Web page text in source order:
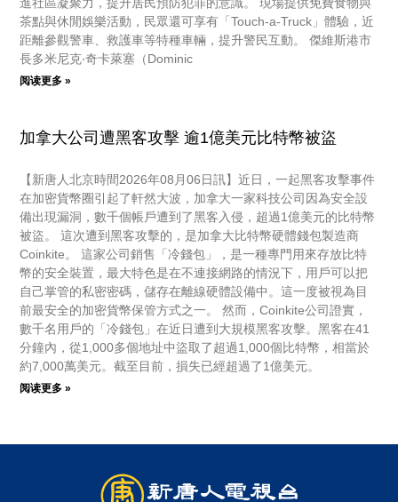
進社區凝聚力，提升居民預防犯罪的意識。 現場提供免費食物與
茶點與休閒娛樂活動，民眾還可享有「Touch-a-Truck」體驗，近
距離參觀警車、救護車等特種車輛，提升警民互動。 傑維斯港市
長多米尼克‧奇卡萊塞（Dominic
阅读更多 »
加拿大公司遭黑客攻擊 逾1億美元比特幣被盜
【新唐人北京時間2026年08月06日訊】近日，一起黑客攻擊事件
在加密貨幣圈引起了軒然大波，加拿大一家科技公司因為安全設
備出現漏洞，數千個帳戶遭到了黑客入侵，超過1億美元的比特幣
被盜。 這次遭到黑客攻擊的，是加拿大比特幣硬體錢包製造商
Coinkite。 這家公司銷售「冷錢包」，是一種專門用來存放比特
幣的安全裝置，最大特色是在不連接網路的情況下，用戶可以把
自己掌管的私密密碼，儲存在離線硬體設備中。這一度被視為目
前最安全的加密貨幣保管方式之一。 然而，Coinkite公司證實，
數千名用戶的「冷錢包」在近日遭到大規模黑客攻擊。黑客在41
分鐘內，從1,000多個地址中盜取了超過1,000個比特幣，相當於
約7,000萬美元。截至目前，損失已經超過了1億美元。
阅读更多 »